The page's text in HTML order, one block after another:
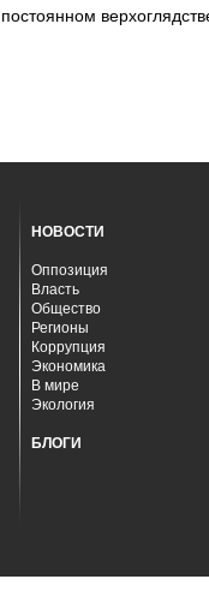
постоянном
НОВОСТИ
Оппозиция
Власть
Общество
Регионы
Коррупция
Экономика
В мире
Экология
БЛОГИ